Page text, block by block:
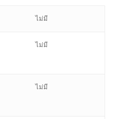
ไม่มี
ไม่มี
ไม่มี